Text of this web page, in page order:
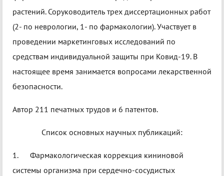
растений. Соруководитель трех диссертационных работ
(2- по неврологии, 1- по фармакологии). Участвует в
проведении маркетинговых исследований по
средствам индивидуальной защиты при Ковид-19. В
настоящее время занимается вопросами лекарственной
безопасности.
Автор 211 печатных трудов и 6 патентов.
Список основных научных публикаций:
1. Фармакологическая коррекция кининовой
системы организма при сердечно-сосудистых